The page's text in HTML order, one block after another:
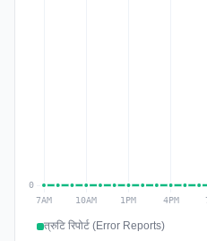
त्रुटि रिपोर्ट (Error Reports)